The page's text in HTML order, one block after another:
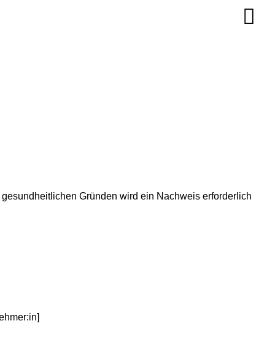
Gründen wird ein Nachweis erforderlich